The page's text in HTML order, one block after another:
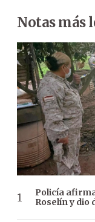
Notas más
Policía
Roselín y dio